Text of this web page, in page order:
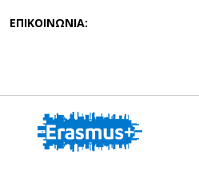
ΕΠΙΚΟΙΝΩΝΙΑ: